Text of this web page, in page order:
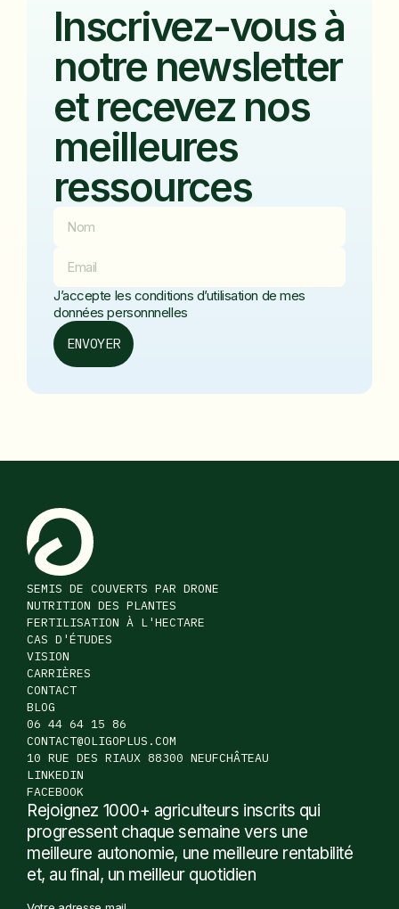
Inscrivez-vous à
notre newsletter
et recevez nos
meilleures
ressources
J’accepte les conditions d’utilisation de mes
données personnnelles
SEMIS DE COUVERTS PAR DRONE
NUTRITION DES PLANTES
FERTILISATION À L'HECTARE
CAS D'ÉTUDES
VISION
CARRIÈRES
CONTACT
BLOG
06 44 64 15 86
CONTACT@OLIGOPLUS.COM
10 RUE DES RIAUX 88300 NEUFCHÂTEAU
LINKEDIN
FACEBOOK
Rejoignez 1000+ agriculteurs inscrits qui
progressent chaque semaine vers une
meilleure autonomie, une meilleure rentabilité
et, au final, un meilleur quotidien